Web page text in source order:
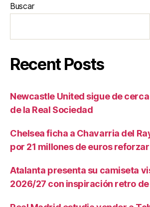
Buscar
Recent Posts
Newcastle United sigue de
de la Real Sociedad
Chelsea ficha a Chavarria del
por 21 millones de euros reforzar
Atalanta presenta su camiseta
2026/27 con inspiración retro